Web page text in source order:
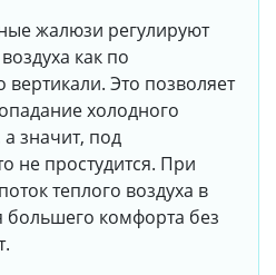
жалюзи регулируют
как по
вертикали. Это позволяет
холодного
а значит, под
не простудится. При
теплого воздуха в
комфорта без